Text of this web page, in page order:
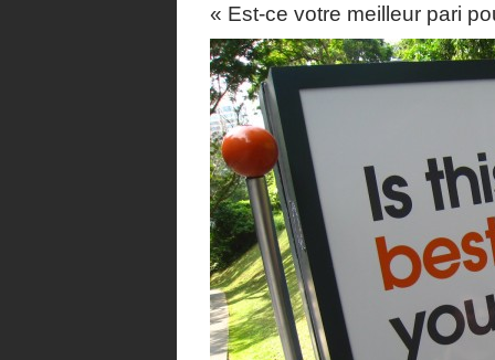
« Est-ce votre meilleur pari